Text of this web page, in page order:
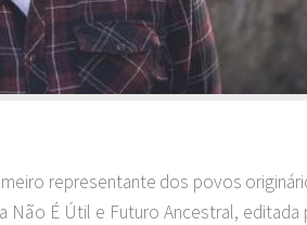
representante dos povos
É Útil e Futuro Ancestral,